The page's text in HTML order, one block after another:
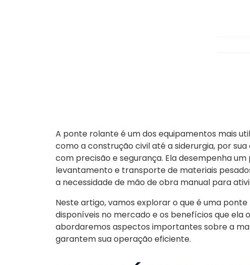
A ponte rolante é um dos equipamentos mais
como a construção civil até a siderurgia, por
com precisão e segurança. Ela desempenha
levantamento e transporte de materiais
a necessidade de mão de obra manual para
Neste artigo, vamos explorar o que é uma
disponíveis no mercado e os benefícios que ela
abordaremos aspectos importantes sobre a
garantem sua operação eficiente.